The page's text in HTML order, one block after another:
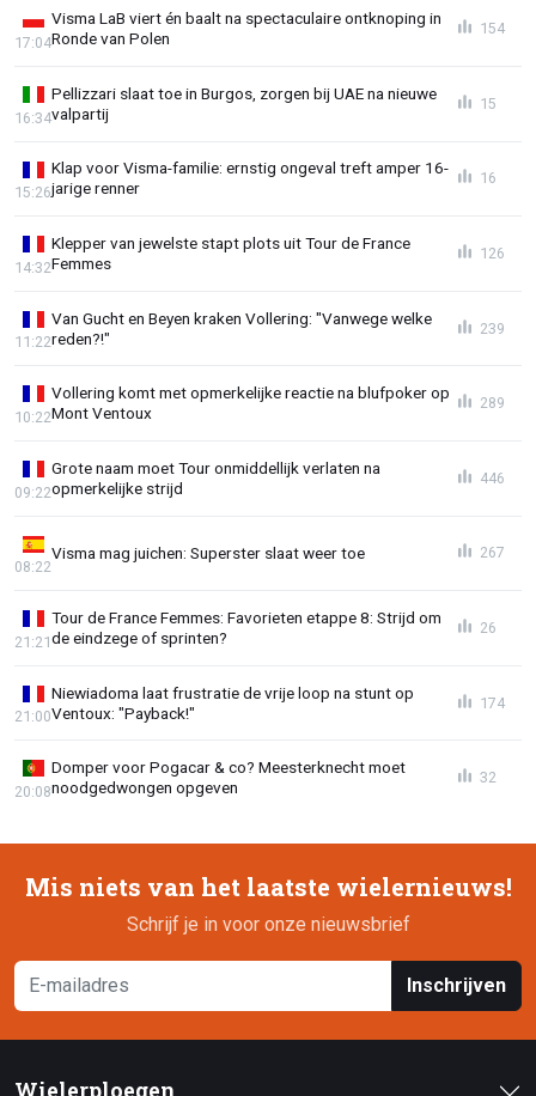
Visma LaB viert én baalt na spectaculaire ontknoping in
Ronde van Polen
17:04
154
Pellizzari slaat toe in Burgos, zorgen bij UAE na nieuwe
valpartij
16:34
15
Klap voor Visma-familie: ernstig ongeval treft amper 16-
jarige renner
15:26
16
Klepper van jewelste stapt plots uit Tour de France
Femmes
14:32
126
Van Gucht en Beyen kraken Vollering: "Vanwege welke
reden?!"
11:22
239
Vollering komt met opmerkelijke reactie na blufpoker op
Mont Ventoux
10:22
289
Grote naam moet Tour onmiddellijk verlaten na
opmerkelijke strijd
09:22
446
Visma mag juichen: Superster slaat weer toe
08:22
267
Tour de France Femmes: Favorieten etappe 8: Strijd om
de eindzege of sprinten?
21:21
26
Niewiadoma laat frustratie de vrije loop na stunt op
Ventoux: "Payback!"
21:00
174
Domper voor Pogacar & co? Meesterknecht moet
noodgedwongen opgeven
20:08
32
Mis niets van het laatste wielernieuws!
Schrijf je in voor onze nieuwsbrief
Inschrijven